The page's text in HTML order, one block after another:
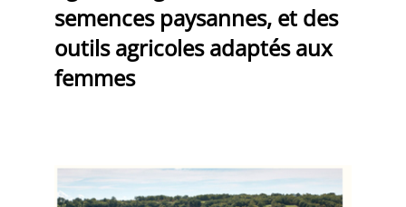
semences paysannes, et des
outils agricoles adaptés aux
femmes